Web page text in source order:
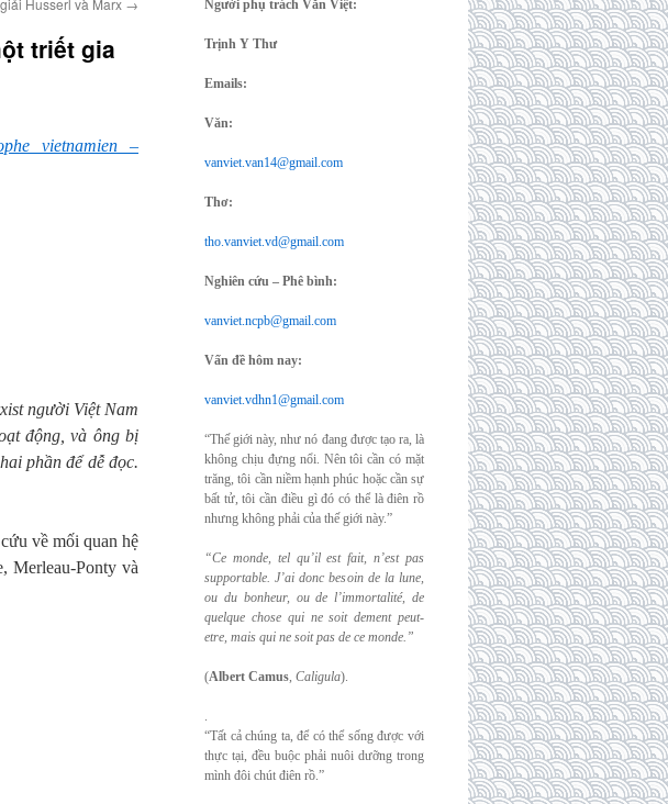
Husserl và Marx →
triết gia
vietnamien –
người Việt Nam
động, và ông bị
phần để dễ đọc.
về mối quan hệ
Merleau-Ponty và
Người phụ trách Văn Việt:
Trịnh Y Thư
Emails:
Văn:
vanviet.van14@gmail.com
Thơ:
tho.vanviet.vd@gmail.com
Nghiên cứu – Phê bình:
vanviet.ncpb@gmail.com
Vấn đề hôm nay:
vanviet.vdhn1@gmail.com
“Thế giới này, như nó đang được tạo ra, là
không chịu đựng nổi. Nên tôi cần có mặt
trăng, tôi cần niềm hạnh phúc hoặc cần sự
bất tử, tôi cần điều gì đó có thể là điên rồ
nhưng không phải của thế giới này.”
“Ce monde, tel qu’il est fait, n’est pas
supportable. J’ai donc besoin de la lune,
ou du bonheur, ou de l’immortalité, de
quelque chose qui ne soit dement peut-
etre, mais qui ne soit pas de ce monde.”
(Albert Camus, Caligula).
.
“Tất cả chúng ta, để có thể sống được với
thực tại, đều buộc phải nuôi dưỡng trong
mình đôi chút điên rồ.”